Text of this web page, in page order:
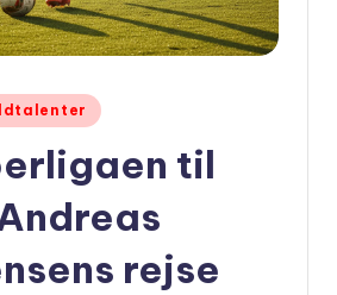
til
rejse